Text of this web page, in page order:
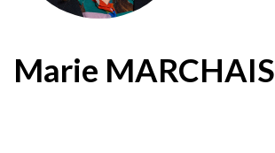
Marie MARCHAIS